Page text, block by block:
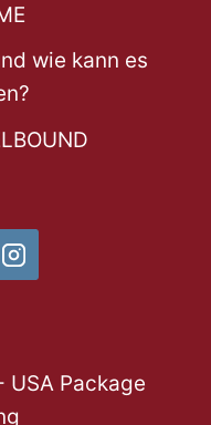
wie kann es
Package